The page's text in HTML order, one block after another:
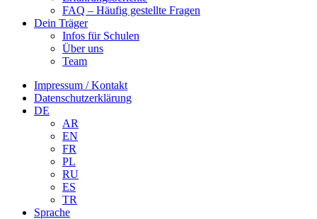
FAQ – Häufig gestellte Fragen
Dein Träger
Infos für Schulen
Über uns
Team
Impressum / Kontakt
Datenschutzerklärung
DE
AR
EN
FR
PL
RU
ES
TR
Sprache